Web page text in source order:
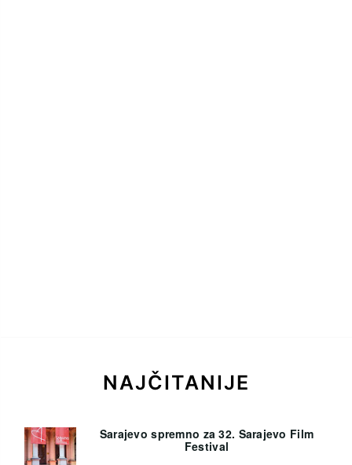
NAJČITANIJE
Sarajevo spremno za 32. Sarajevo Film
Festival